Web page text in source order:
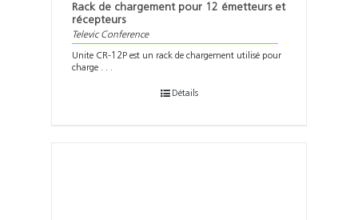
Rack de chargement pour 12 émetteurs et
récepteurs
Televic Conference
Unite CR-12P est un rack de chargement utilisé pour
charge . . .
Détails